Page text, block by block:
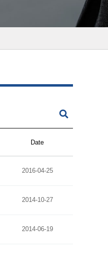
Date
2016-04-25
2014-10-27
2014-06-19